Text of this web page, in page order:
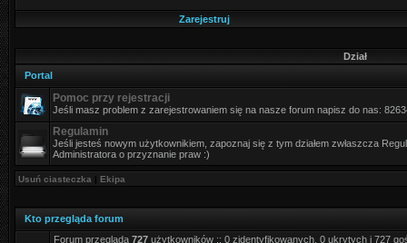
Zarejestruj
Dział
Portal
Pomoc przy rejestracji
Jeśli masz problem z zarejestrowaniem się na nasze forum napisz do nas:
Regulamin
Jeśli jesteś nowym użytkownikiem, zapoznaj się z tym działem zwłaszcza
Administratora o przyznanie praw :)
Usuń ciasteczka | Ekipa
Kto przegląda forum
Forum przegląda 727 użytkowników :: 0 zidentyfikowanych, 0 ukrytych i 727